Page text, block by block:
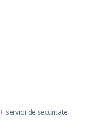
servicii de securitate